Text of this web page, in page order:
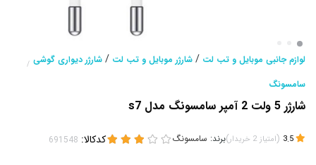
لوازم جانبی موبایل و تب لت / شارژر موبایل و تب لت / شارژر دیواری گوشی /
سامسونگ
شارژر 5 ولت 2 آمپر سامسونگ مدل s7
(امتیاز 2 خریدار)برند: سامسونگ کدکالا: